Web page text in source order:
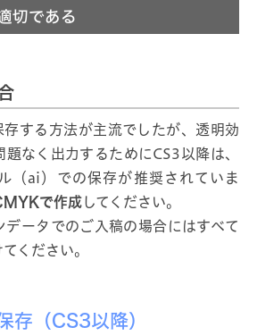
切である
存する方法が主流でしたが、透明効
なく出力するためにCS3以降は、
（ai）での保存が推奨されていま
で作成してください。
データでのご入稿の場合にはすべて
ください。
存（CS3以降）